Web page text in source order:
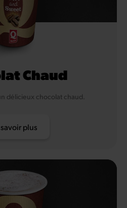
Chaud
délicieux chocolat chaud.
plus